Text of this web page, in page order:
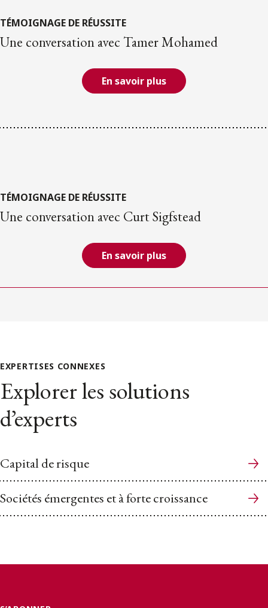
TÉMOIGNAGE DE RÉUSSITE
Une conversation avec Tamer Mohamed
En savoir plus
TÉMOIGNAGE DE RÉUSSITE
Une conversation avec Curt Sigfstead
En savoir plus
EXPERTISES CONNEXES
Explorer les solutions
d’experts
Capital de risque
Sociétés émergentes et à forte croissance